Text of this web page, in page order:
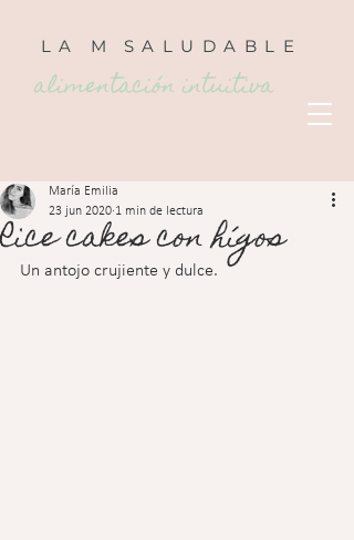
LA M SALUDABLE
alimentación intuitiva
Rice cakes con hígos
María Emilia
23 jun 2020 1 min de lectura
Un antojo crujiente y dulce.